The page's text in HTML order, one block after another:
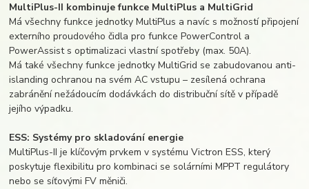
MultiPlus-II kombinuje funkce MultiPlus a MultiGrid
Má všechny funkce jednotky MultiPlus a navíc s možností připojení
externího proudového čidla pro funkce PowerControl a
PowerAssist s optimalizaci vlastní spotřeby (max. 50A).
Má také všechny funkce jednotky MultiGrid se zabudovanou anti-
islanding ochranou na svém AC vstupu – zesílená ochrana
zabránění nežádoucím dodávkách do distribuční sítě v případě
jejího výpadku.
ESS: Systémy pro skladování energie
MultiPlus-II je klíčovým prvkem v systému Victron ESS, který
poskytuje flexibilitu pro kombinaci se solárními MPPT regulátory
nebo se síťovými FV měniči.